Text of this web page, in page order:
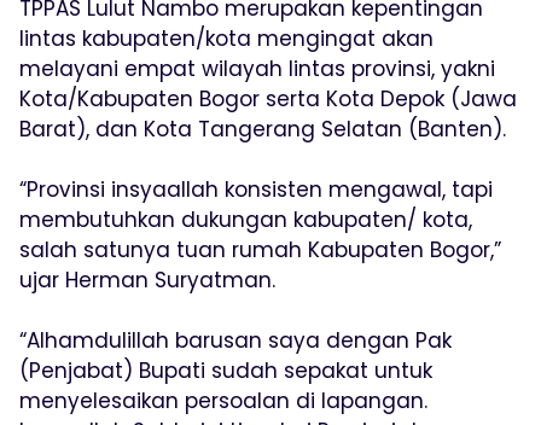
TPPAS Lulut Nambo merupakan kepentingan
lintas kabupaten/kota mengingat akan
melayani empat wilayah lintas provinsi, yakni
Kota/Kabupaten Bogor serta Kota Depok (Jawa
Barat), dan Kota Tangerang Selatan (Banten).
“Provinsi insyaallah konsisten mengawal, tapi
membutuhkan dukungan kabupaten/ kota,
salah satunya tuan rumah Kabupaten Bogor,”
ujar Herman Suryatman.
“Alhamdulillah barusan saya dengan Pak
(Penjabat) Bupati sudah sepakat untuk
menyelesaikan persoalan di lapangan.